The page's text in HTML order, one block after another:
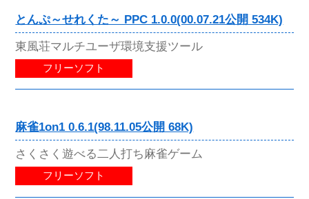
とんぷ～せれくた～ PPC 1.0.0(00.07.21公開 534K)
東風荘マルチユーザ環境支援ツール
フリーソフト
麻雀1on1 0.6.1(98.11.05公開 68K)
さくさく遊べる二人打ち麻雀ゲーム
フリーソフト